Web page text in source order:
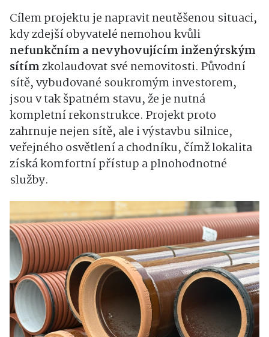
Cílem projektu je napravit neutěšenou situaci,
kdy zdejší obyvatelé nemohou kvůli
nefunkčním a nevyhovujícím inženýrským
sítímzkolaudovat své nemovitosti. Původní
sítě, vybudované soukromým investorem,
jsou v tak špatném stavu, že je nutná
kompletní rekonstrukce. Projekt proto
zahrnuje nejen sítě, ale i výstavbu silnice,
veřejného osvětlení a chodníku, čímž lokalita
získá komfortní přístup a plnohodnotné
služby.